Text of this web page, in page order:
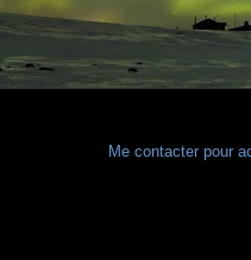
Me contacter pour